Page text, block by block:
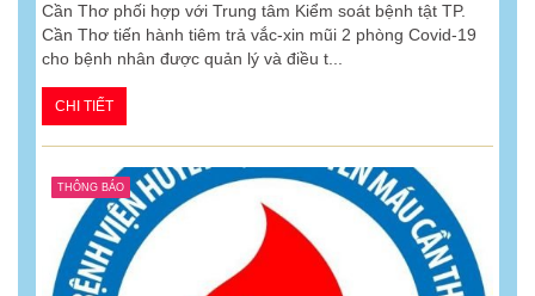
Cần Thơ phối hợp với Trung tâm Kiểm soát bệnh tật TP.
Cần Thơ tiến hành tiêm trả vắc-xin mũi 2 phòng Covid-19
cho bệnh nhân được quản lý và điều t...
CHI TIẾT
THÔNG BÁO